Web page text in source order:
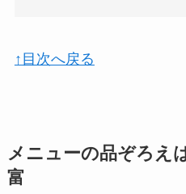
↑目次へ戻る
メニューの品ぞろえ
富